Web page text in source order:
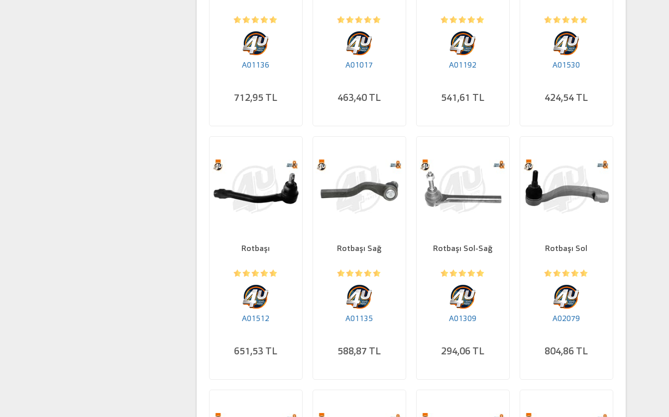
A01136
712,95 TL
A01017
463,40 TL
A01192
541,61 TL
A01530
424,54 TL
Rotbaşı
A01512
651,53 TL
Rotbaşı Sağ
A01135
588,87 TL
Rotbaşı Sol-Sağ
A01309
294,06 TL
Rotbaşı Sol
A02079
804,86 TL